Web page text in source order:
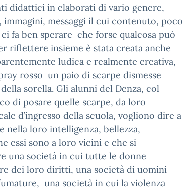
didattici in elaborati di vario genere,
messaggi il cui contenuto, poco
fa ben sperare che forse qualcosa può
riflettere insieme è stata creata anche
ludica e realmente creativa,
rosso un paio di scarpe dismesse
sorella. Gli alunni del Denza, col
di posare quelle scarpe, da loro
d’ingresso della scuola, vogliono dire a
nella loro intelligenza, bellezza,
essi sono a loro vicini e che si
una società in cui tutte le donne
dei loro diritti, una società di uomini
una società in cui la violenza